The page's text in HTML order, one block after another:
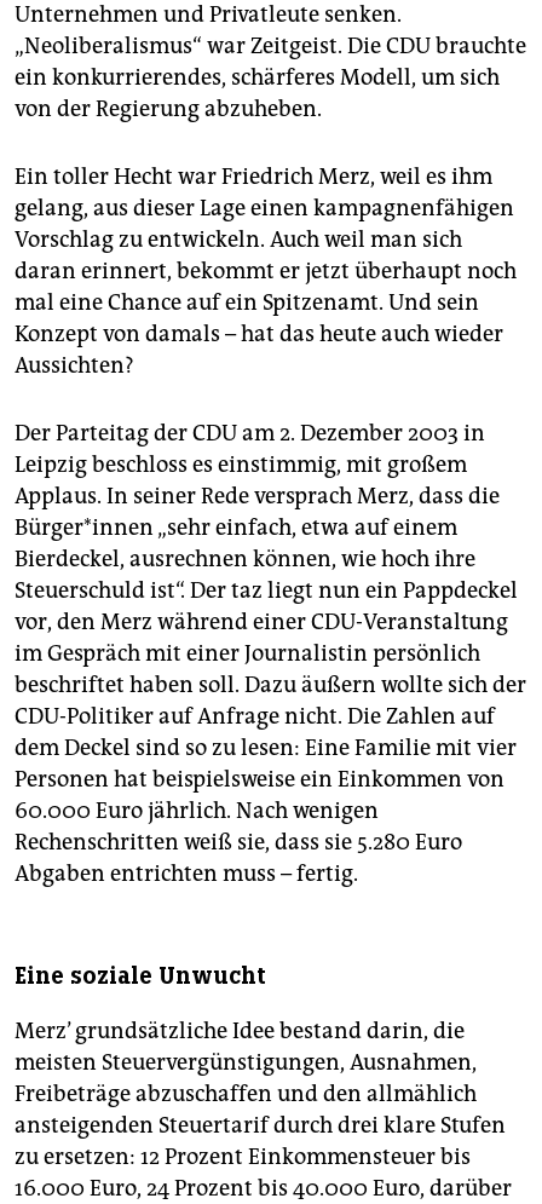
Unternehmen und Privatleute senken.
„Neoliberalismus“ war Zeitgeist. Die CDU brauchte
ein konkurrierendes, schärferes Modell, um sich
von der Regierung abzuheben.
Ein toller Hecht war Friedrich Merz, weil es ihm
gelang, aus dieser Lage einen kampagnenfähigen
Vorschlag zu entwickeln. Auch weil man sich
daran erinnert, bekommt er jetzt überhaupt noch
mal eine Chance auf ein Spitzenamt. Und sein
Konzept von damals – hat das heute auch wieder
Aussichten?
Der Parteitag der CDU am 2. Dezember 2003 in
Leipzig beschloss es einstimmig, mit großem
Applaus. In seiner Rede versprach Merz, dass die
Bürger*innen „sehr einfach, etwa auf einem
Bierdeckel, ausrechnen können, wie hoch ihre
Steuerschuld ist“. Der taz liegt nun ein Pappdeckel
vor, den Merz während einer CDU-Veranstaltung
im Gespräch mit einer Journalistin persönlich
beschriftet haben soll. Dazu äußern wollte sich der
CDU-Politiker auf Anfrage nicht. Die Zahlen auf
dem Deckel sind so zu lesen: Eine Familie mit vier
Personen hat beispielsweise ein Einkommen von
60.000 Euro jährlich. Nach wenigen
Rechenschritten weiß sie, dass sie 5.280 Euro
Abgaben entrichten muss – fertig.
Eine soziale Unwucht
Merz’ grundsätzliche Idee bestand darin, die
meisten Steuervergünstigungen, Ausnahmen,
Freibeträge abzuschaffen und den allmählich
ansteigenden Steuertarif durch drei klare Stufen
zu ersetzen: 12 Prozent Einkommensteuer bis
16.000 Euro, 24 Prozent bis 40.000 Euro, darüber